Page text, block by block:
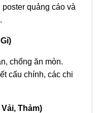
poster quảng cáo và
chống ăn mòn.
cấu chính, các chi
Thảm)